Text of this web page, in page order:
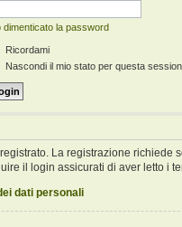
dimenticato la password
Ricordami
Nascondi il mio stato per questa
La registrazione richiede
il login assicurati di aver letto i
dati personali